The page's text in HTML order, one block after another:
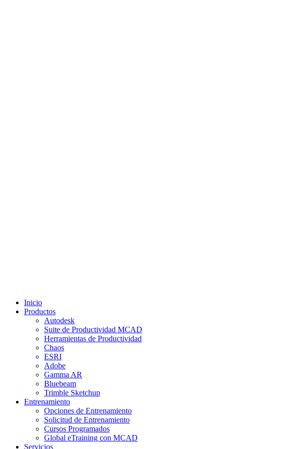
Inicio
Productos
Autodesk
Suite de Productividad MCAD
Herramientas de Productividad
Chaos
ESRI
Adobe
Gamma AR
Bluebeam
Trimble Sketchup
Entrenamiento
Opciones de Entrenamiento
Solicitud de Entrenamiento
Cursos Programados
Global eTraining con MCAD
Servicios